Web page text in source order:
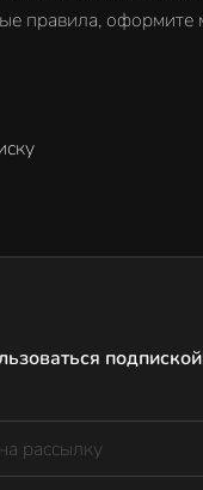
правила,
подпиской